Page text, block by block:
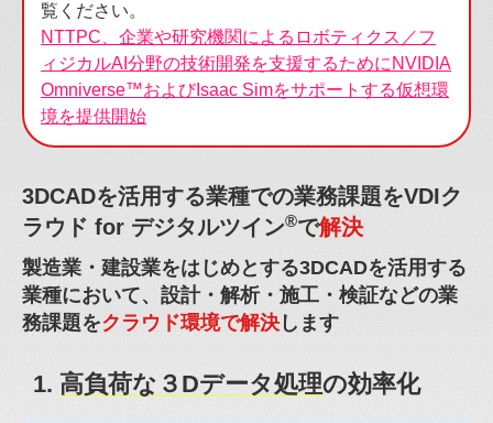
覧ください。
NTTPC、企業や研究機関によるロボティクス／フ
ィジカルAI分野の技術開発を支援するために NVIDIA
Omniverse™およびIsaac Simをサポートする仮想環
境を提供開始
3DCADを活用する業種での業務課題 をVDIク
ラウド for デジタルツイン®で解決
製造業・建設業をはじめとする3DCADを活用する
業種において、 設計・解析・施工・検証などの業
務課題をクラウド環境で解決 します
1. 高負荷な３Dデータ処理の効率化